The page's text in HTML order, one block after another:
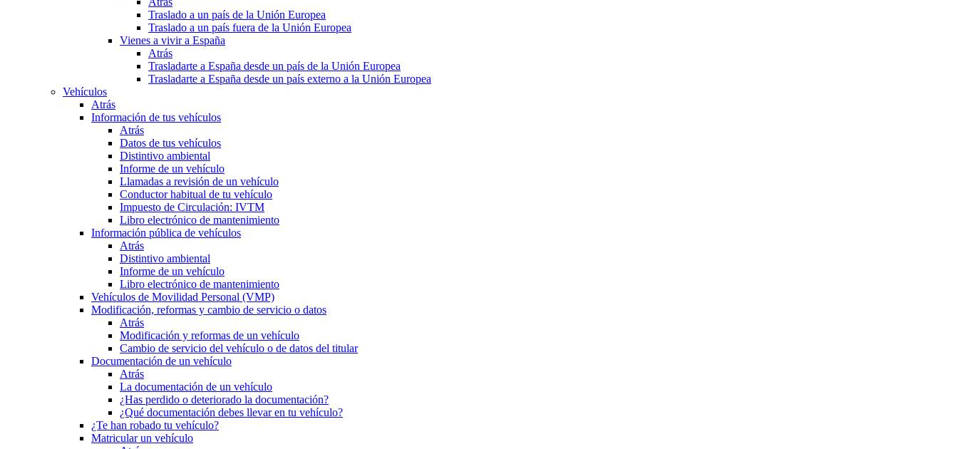
Traslado a un país de la Unión Europea
Traslado a un país fuera de la Unión Europea
Vienes a vivir a España
Atrás
Trasladarte a España desde un país de la Unión Europea
Trasladarte a España desde un país externo a la Unión Europea
Vehículos
Atrás
Información de tus vehículos
Atrás
Datos de tus vehículos
Distintivo ambiental
Informe de un vehículo
Llamadas a revisión de un vehículo
Conductor habitual de tu vehículo
Impuesto de Circulación: IVTM
Libro electrónico de mantenimiento
Información pública de vehículos
Atrás
Distintivo ambiental
Informe de un vehículo
Libro electrónico de mantenimiento
Vehículos de Movilidad Personal (VMP)
Modificación, reformas y cambio de servicio o datos
Atrás
Modificación y reformas de un vehículo
Cambio de servicio del vehículo o de datos del titular
Documentación de un vehículo
Atrás
La documentación de un vehículo
¿Has perdido o deteriorado la documentación?
¿Qué documentación debes llevar en tu vehículo?
¿Te han robado tu vehículo?
Matricular un vehículo